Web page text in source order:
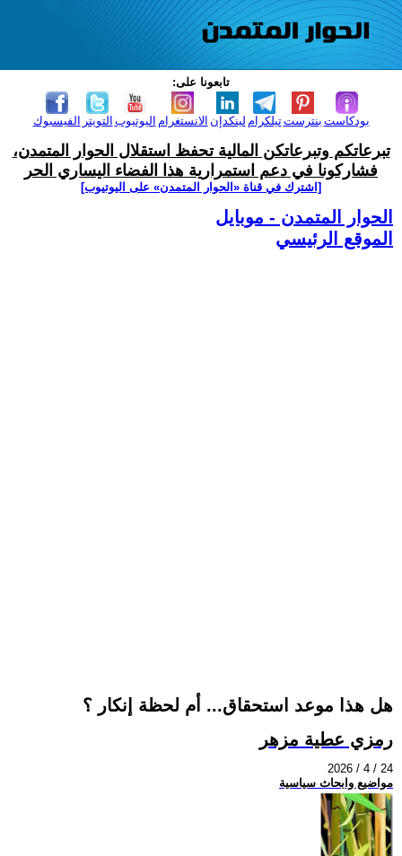
تابعونا على:
الفيسبوك التويتر اليوتيوب الانستغرام لينكدإن تيلكرامبنترست بودكاست
تبرعاتكم وتبرعاتكن المالية تحفظ استقلال الحوار المتمدن،
فشاركونا في دعم استمرارية هذا الفضاء اليساري الحر
[اشترك في قناة ‫«الحوار المتمدن» على اليوتيوب]
الحوار المتمدن - موبايل
الموقع الرئيسي
هل هذا موعد استحقاق... أم لحظة إنكار ؟
رمزي عطية مزهر
2026 / 4 / 24
مواضيع وابحاث سياسية